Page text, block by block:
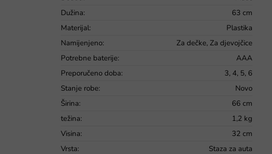
Dužina:
63 cm
Materijal:
Plastika
Namijenjeno:
Za dečke, Za djevojčice
Potrebne baterije:
AAA
Preporučeno doba:
3, 4, 5, 6
Stanje robe:
Novo
Širina:
66 cm
težina:
1,2 kg
Visina:
32 cm
Vrsta:
Staza za auta